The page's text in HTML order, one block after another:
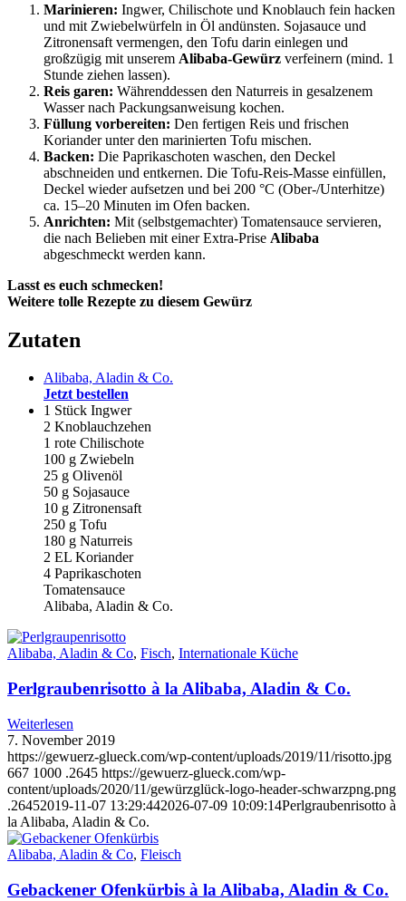
Marinieren: Ingwer, Chilischote und Knoblauch fein hacken
und mit Zwiebelwürfeln in Öl andünsten. Sojasauce und
Zitronensaft vermengen, den Tofu darin einlegen und
großzügig mit unserem Alibaba-Gewürz verfeinern (mind. 1
Stunde ziehen lassen).
Reis garen: Währenddessen den Naturreis in gesalzenem
Wasser nach Packungsanweisung kochen.
Füllung vorbereiten: Den fertigen Reis und frischen
Koriander unter den marinierten Tofu mischen.
Backen: Die Paprikaschoten waschen, den Deckel
abschneiden und entkernen. Die Tofu-Reis-Masse einfüllen,
Deckel wieder aufsetzen und bei 200 °C (Ober-/Unterhitze)
ca. 15–20 Minuten im Ofen backen.
Anrichten: Mit (selbstgemachter) Tomatensauce servieren,
die nach Belieben mit einer Extra-Prise Alibaba
abgeschmeckt werden kann.
Lasst es euch schmecken!
Weitere tolle Rezepte zu diesem Gewürz
Zutaten
Alibaba, Aladin & Co.
Jetzt bestellen
1 Stück Ingwer
2 Knoblauchzehen
1 rote Chilischote
100 g Zwiebeln
25 g Olivenöl
50 g Sojasauce
10 g Zitronensaft
250 g Tofu
180 g Naturreis
2 EL Koriander
4 Paprikaschoten
Tomatensauce
Alibaba, Aladin & Co.
Alibaba, Aladin & Co, Fisch, Internationale Küche
Perlgraubenrisotto à la Alibaba, Aladin & Co.
Weiterlesen
7. November 2019
https://gewuerz-glueck.com/wp-content/uploads/2019/11/risotto.jpg
667 1000 .2645 https://gewuerz-glueck.com/wp-
content/uploads/2020/11/gewürzglück-logo-header-schwarzpng.png
.26452019-11-07 13:29:442026-07-09 10:09:14Perlgraubenrisotto à
la Alibaba, Aladin & Co.
Alibaba, Aladin & Co, Fleisch
Gebackener Ofenkürbis à la Alibaba, Aladin & Co.